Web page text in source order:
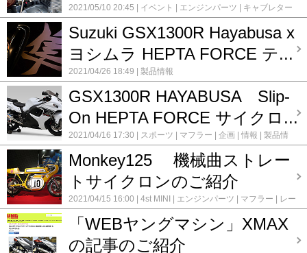
2021/05/10 20:45 イベント エンジンパーツ
キャブレター
企画
情報 製品情報
Suzuki GSX1300R Hayabusa x
ヨシムラ HEPTA FORCE テ...
2021/04/26 18:49 製品情報
GSX1300R HAYABUSA Slip-
On HEPTA FORCE サイクロ...
2021/04/16 17:30 スポーツ マフラー 企画 情報
製品情
報
Monkey125 機械曲ストレー
トサイクロンのご紹介
2021/04/15 16:00 4st MINI エンジンパーツ マフラー
レー
ス
情報 製品情報
「WEBヤングマシン」XMAX
の記事のご紹介